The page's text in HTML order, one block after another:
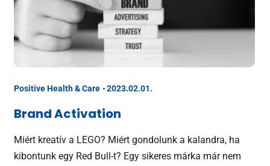
Positive Health & Care 2023.02.01.
Brand Activation
Miért kreatív a LEGO? Miért gondolunk a kalandra, ha
kibontunk egy Red Bull-t? Egy sikeres márka már nem